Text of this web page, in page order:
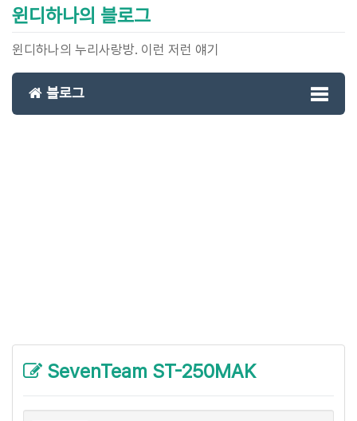
윈디하나의 블로그
윈디하나의 누리사랑방. 이런 저런 얘기
블로그
SevenTeam ST-250MAK